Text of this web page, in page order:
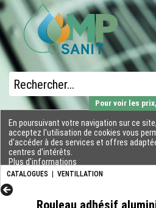
CATALOGUES VENTILLATION
En poursuivant votre navigation sur ce
acceptez l'utilisation de cookies vous
d'accéder à des services et offres
centres d'intérêts.
Plus d'informations
Pour voir les